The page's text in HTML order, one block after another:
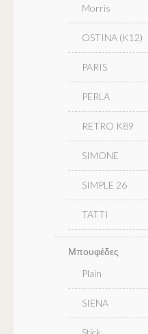
Morris
OSTINA (K12)
PARIS
PERLA
RETRO K89
SIMONE
SIMPLE 26
TATTI
Μπουφέδες
Plain
SIENA